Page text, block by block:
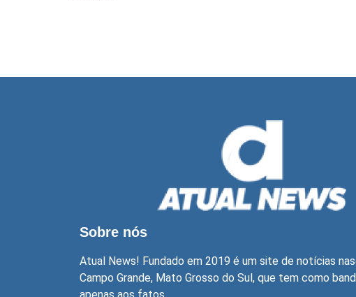
Sobre nós
Atual News! Fundado em 2019 é um site de notícias
Campo Grande, Mato Grosso do Sul, que tem como